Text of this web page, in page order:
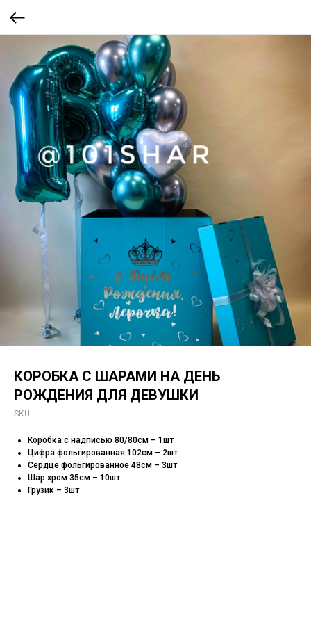
КОРОБКА С ШАРАМИ НА ДЕНЬ
РОЖДЕНИЯ ДЛЯ ДЕВУШКИ
SKU:
Коробка с надписью 80/80см – 1шт
Цифра фольгированная 102см – 2шт
Сердце фольгированное 48см – 3шт
Шар хром 35см – 10шт
Грузик – 3шт